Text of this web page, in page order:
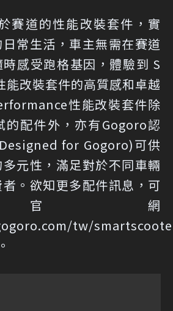
賽道的性能改裝套件，實
常生活，車主無需在賽道
感受跑格基因，體驗到 S
改裝套件的高質感和卓越
性能改裝套件除
的配件外，亦有Gogoro認
for Gogoro)可供
元性，滿足對於不同車輛
。欲知更多配件訊息，可
網
tw/
。